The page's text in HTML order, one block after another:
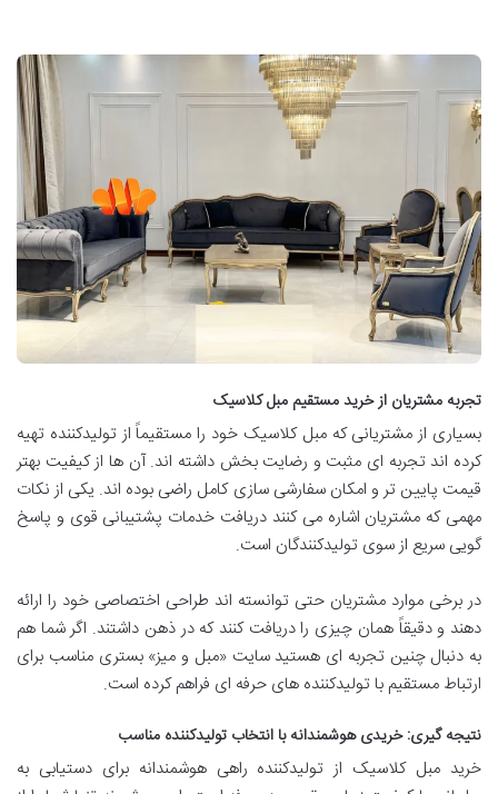
تجربه مشتریان از خرید مستقیم مبل کلاسیک
بسیاری از مشتریانی که مبل کلاسیک خود را مستقیماً از تولیدکننده تهیه
کرده اند تجربه ای مثبت و رضایت بخش داشته اند. آن ها از کیفیت بهتر
قیمت پایین تر و امکان سفارشی سازی کامل راضی بوده اند. یکی از نکات
مهمی که مشتریان اشاره می کنند دریافت خدمات پشتیبانی قوی و پاسخ
گویی سریع از سوی تولیدکنندگان است.
در برخی موارد مشتریان حتی توانسته اند طراحی اختصاصی خود را ارائه
دهند و دقیقاً همان چیزی را دریافت کنند که در ذهن داشتند. اگر شما هم
به دنبال چنین تجربه ای هستید سایت «مبل و میز» بستری مناسب برای
ارتباط مستقیم با تولیدکننده های حرفه ای فراهم کرده است.
نتیجه گیری: خریدی هوشمندانه با انتخاب تولیدکننده مناسب
خرید مبل کلاسیک از تولیدکننده راهی هوشمندانه برای دستیابی به